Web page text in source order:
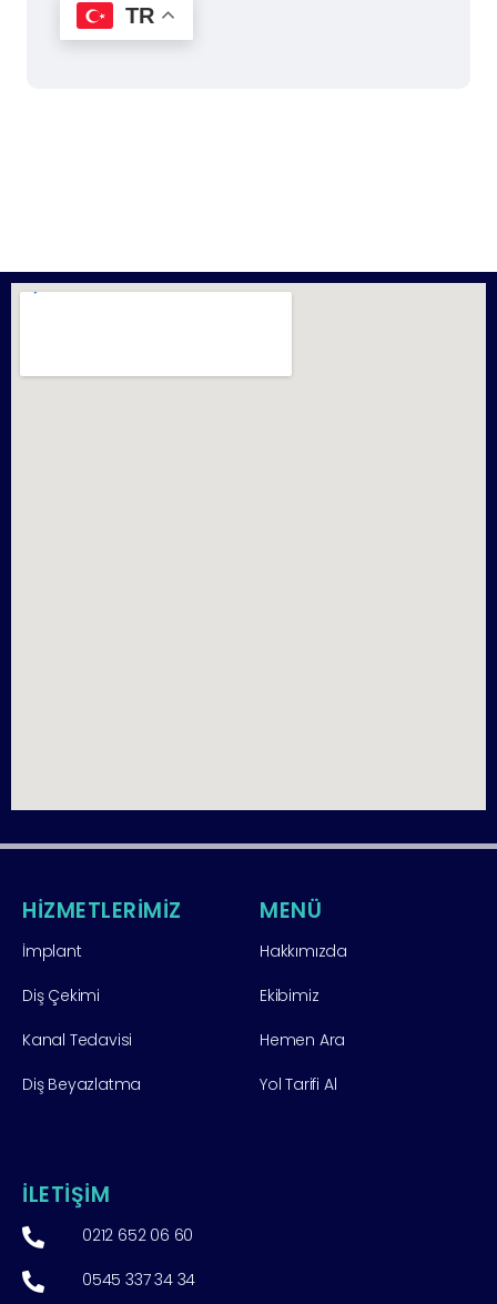
TR
HİZMETLERİMİZ
İmplant
Diş Çekimi
Kanal Tedavisi
Diş Beyazlatma
MENÜ
Hakkımızda
Ekibimiz
Hemen Ara
Yol Tarifi Al
İLETİŞİM
0212 652 06 60
0545 337 34 34